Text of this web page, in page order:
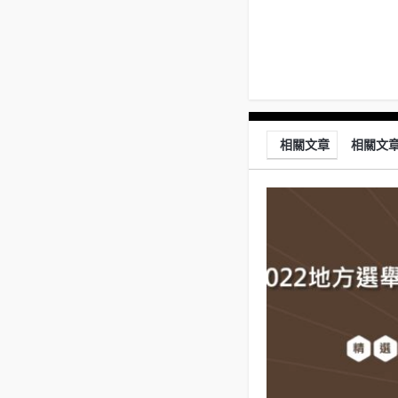
相關文章 相關文